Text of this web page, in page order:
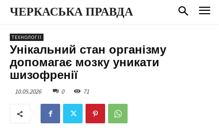
ЧЕРКАСЬКА ПРАВДА
ТЕХНОЛОГІЇ
Унікальний стан організму
допомагає мозку уникати
шизофренії
10.05.2026 0 71